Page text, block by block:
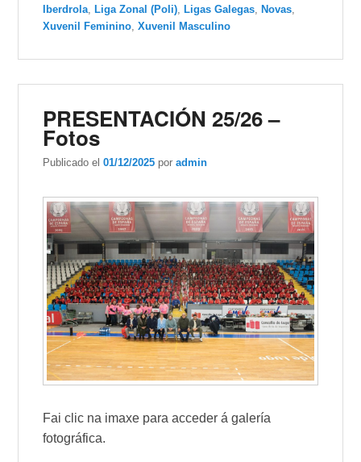
Iberdrola, Liga Zonal (Poli), Ligas Galegas, Novas,
Xuvenil Feminino,Xuvenil Masculino
PRESENTACIÓN 25/26 –
Fotos
Publicado el01/12/2025 poradmin
Fai clic na imaxe para acceder á galería
fotográfica.